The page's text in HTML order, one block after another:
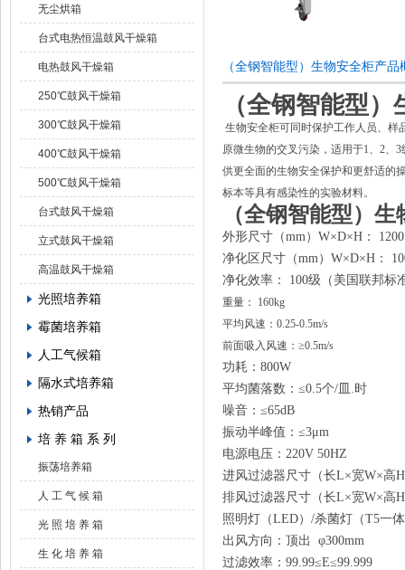
无尘烘箱
台式电热恒温鼓风干燥箱
电热鼓风干燥箱
250℃鼓风干燥箱
300℃鼓风干燥箱
400℃鼓风干燥箱
500℃鼓风干燥箱
台式鼓风干燥箱
立式鼓风干燥箱
高温鼓风干燥箱
光照培养箱
霉菌培养箱
人工气候箱
隔水式培养箱
热销产品
培 养 箱 系 列
振荡培养箱
人 工 气 候 箱
光 照 培 养 箱
生 化 培 养 箱
（全钢智能型）生物安全柜产品
（全钢智能型）
生物安全柜可同时保护工作人员、样
原微生物的交叉污染，适用于1、2、
供更全面的生物安全保护和更舒适的
标本等具有感染性的实验材料。
（全钢智能型） 生
外形尺寸（mm）W×D×H：
净化区尺寸（mm）W×D×H：
净化效率：
100级（美国联邦标
重量： 160kg
平均风速：0.25-0.5m/s
前面吸入风速： ≥0.5m/s
功耗： 800W
平均菌落数： ≤0.5个/皿.时
噪音： ≤65dB
振动半峰值： ≤3μm
电源电压： 220V 50HZ
进风过滤器尺寸（长L×宽W×高
排风过滤器尺寸（长L×宽W×高
照明灯（LED）/杀菌灯（T5一
出风方向：顶出
φ300mm
过滤效率： 99.99≤E≤99.999